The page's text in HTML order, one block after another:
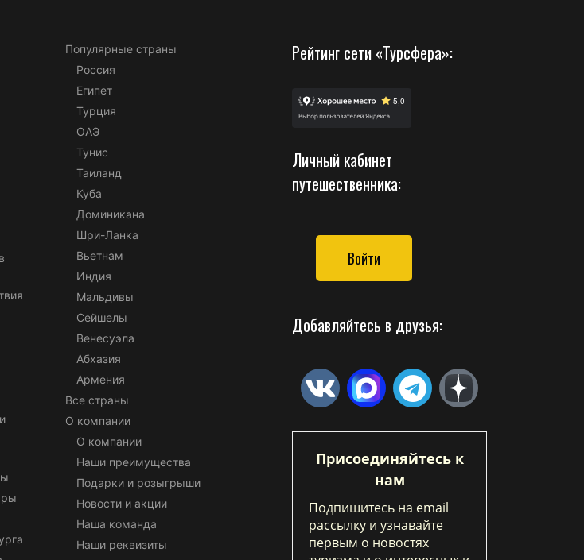
Популярные страны
Россия
Египет
Турция
ОАЭ
Тунис
Таиланд
Куба
Доминикана
Шри-Ланка
Вьетнам
Индия
Мальдивы
Сейшелы
Венесуэла
Абхазия
Армения
Все страны
О компании
О компании
Наши преимущества
Подарки и розыгрыши
Новости и акции
Наша команда
Наши реквизиты
Рейтинг сети «Турсфера»:
Личный кабинет
путешественника:
Войти
Добавляйтесь в друзья:
Присоединяйтесь к
нам
Подпишитесь на email
рассылку и узнавайте
первым о новостях